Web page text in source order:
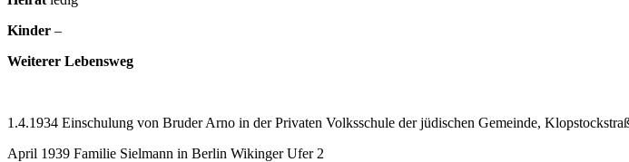
Kinder –
Weiterer Lebensweg
1.4.1934 Einschulung von Bruder Arno in der Privaten Volksschule der jüdischen Gemeinde,
April 1939 Familie Sielmann in Berlin Wikinger Ufer 2